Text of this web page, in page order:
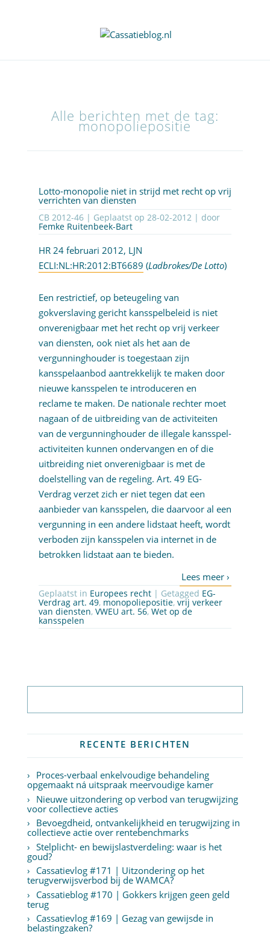
Alle berichten met de tag:
monopoliepositie
Lotto-monopolie niet in strijd met recht op vrij
verrichten van diensten
CB 2012-46 | Geplaatst op 28-02-2012| door
Femke Ruitenbeek-Bart
HR 24 februari 2012, LJN
ECLI:NL:HR:2012:BT6689 (Ladbrokes/De Lotto)
Een restrictief, op beteugeling van
gokverslaving gericht kansspelbeleid is niet
onverenigbaar met het recht op vrij verkeer
van diensten, ook niet als het aan de
vergunninghouder is toegestaan zijn
kansspelaanbod aantrekkelijk te maken door
nieuwe kansspelen te introduceren en
reclame te maken. De nationale rechter moet
nagaan of de uitbreiding van de activiteiten
van de vergunninghouder de illegale kansspel-
activiteiten kunnen ondervangen en of die
uitbreiding niet onverenigbaar is met de
doelstelling van de regeling. Art. 49 EG-
Verdrag verzet zich er niet tegen dat een
aanbieder van kansspelen, die daarvoor al een
vergunning in een andere lidstaat heeft, wordt
verboden zijn kansspelen via internet in de
betrokken lidstaat aan te bieden.
Geplaatst in Europees recht | Getagged EG-
Verdrag art. 49, monopoliepositie, vrij verkeer
van diensten, VWEU art. 56, Wet op de
kansspelen
RECENTE BERICHTEN
Proces-verbaal enkelvoudige behandeling
opgemaakt ná uitspraak meervoudige kamer
Nieuwe uitzondering op verbod van terugwijzing
voor collectieve acties
Bevoegdheid, ontvankelijkheid en terugwijzing in
collectieve actie over rentebenchmarks
Stelplicht- en bewijslastverdeling: waar is het
goud?
Cassatievlog #171 | Uitzondering op het
terugverwijsverbod bij de WAMCA?
Cassatieblog #170 | Gokkers krijgen geen geld
terug
Cassatievlog #169 | Gezag van gewijsde in
belastingzaken?